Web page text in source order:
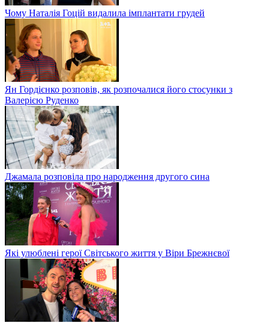
Чому Наталія Гоцій видалила імплантати грудей
Ян Гордієнко розповів, як розпочалися його стосунки з
Валерією Руденко
Джамала розповіла про народження другого сина
Які улюблені герої Світського життя у Віри Брежнєвої